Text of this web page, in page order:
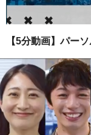
【5分動画】パー